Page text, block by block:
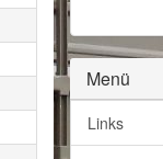
Menü
Links